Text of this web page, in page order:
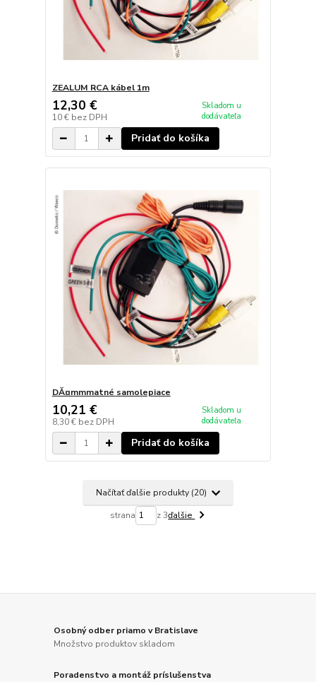
ZEALUM RCA kábel 1m
12,30 €
10 € bez DPH
Skladom u
dodávateľa
Pridať do košíka
DĂ¤mmmatné samolepiace
10,21 €
8,30 € bez DPH
Skladom u
dodávateľa
Pridať do košíka
Načítať ďalšie produkty (20)
strana z 3ďalšie
Osobný odber priamo v Bratislave
Množstvo produktov skladom
Poradenstvo a montáž príslušenstva